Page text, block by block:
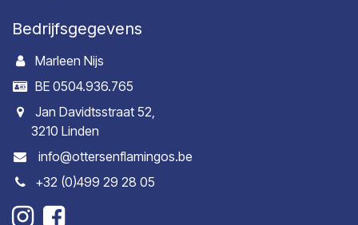
Bedrijfsgegevens
Marleen Nijs
BE 0504.936.765
Jan Davidtsstraat 52,
3210 Linden
info@ottersenflamingos.be
+32 (0)499 29 28 05